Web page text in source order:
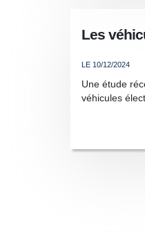
Les
LE 10/12/2024
Une étude
véhicules